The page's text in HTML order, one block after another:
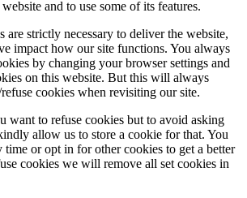
and to use some of its features.
are strictly necessary to deliver the website,
impact how our site functions. You always
by changing your browser settings and
on this website. But this will always
cookies when revisiting our site.
want to refuse cookies but to avoid asking
allow us to store a cookie for that. You
time or opt in for other cookies to get a better
cookies we will remove all set cookies in